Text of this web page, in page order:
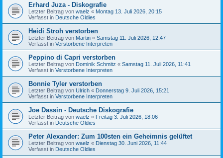
Erhard Juza - Diskografie
Letzter Beitrag von waelz « Montag 13. Juli 2026, 20:15
Verfasst in Deutsche Oldies
Heidi Stroh verstorben
Letzter Beitrag von Martin « Samstag 11. Juli 2026, 12:47
Verfasst in Verstorbene Interpreten
Peppino di Capri verstorben
Letzter Beitrag von Dominik Schmitz « Samstag 11. Juli 2026, 11:41
Verfasst in Verstorbene Interpreten
Bonnie Tyler verstorben
Letzter Beitrag von Ulrich « Donnerstag 9. Juli 2026, 15:21
Verfasst in Verstorbene Interpreten
Joe Dassin - Deutsche Diskografie
Letzter Beitrag von waelz « Freitag 3. Juli 2026, 18:06
Verfasst in Deutsche Oldies
Peter Alexander: Zum 100sten ein Geheimnis gelüftet
Letzter Beitrag von waelz « Dienstag 30. Juni 2026, 11:44
Verfasst in Deutsche Oldies